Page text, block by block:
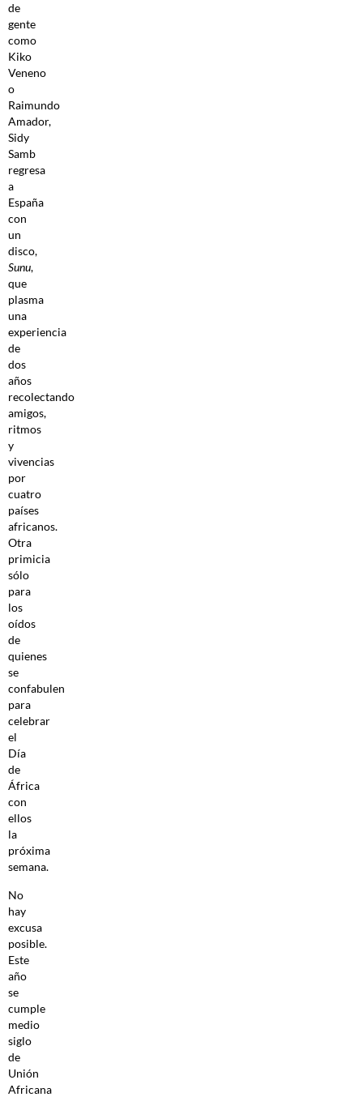
de
gente
como
Kiko
Veneno
o
Raimundo
Amador,
Sidy
Samb
regresa
a
España
con
un
disco,
Sunu,
que
plasma
una
experiencia
de
dos
años
recolectando
amigos,
ritmos
y
vivencias
por
cuatro
países
africanos.
Otra
primicia
sólo
para
los
oídos
de
quienes
se
confabulen
para
celebrar
el
Día
de
África
con
ellos
la
próxima
semana.
No
hay
excusa
posible.
Este
año
se
cumple
medio
siglo
de
Unión
Africana